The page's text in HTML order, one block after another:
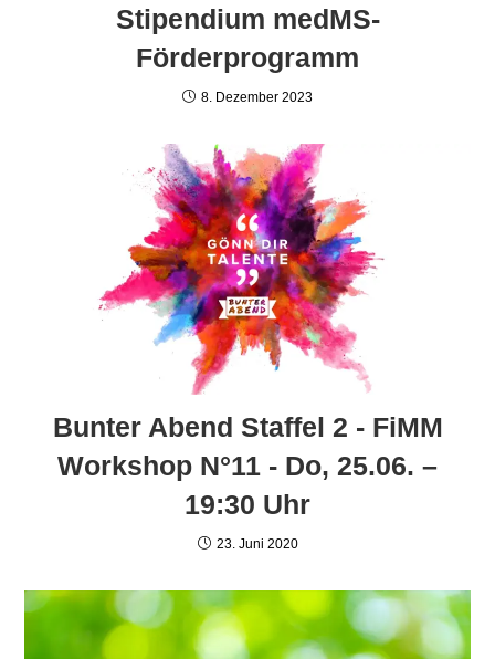
Stipendium medMS-
Förderprogramm
8. Dezember 2023
Bunter Abend Staffel 2 - FiMM
Workshop N°11 - Do, 25.06. –
19:30 Uhr
23. Juni 2020